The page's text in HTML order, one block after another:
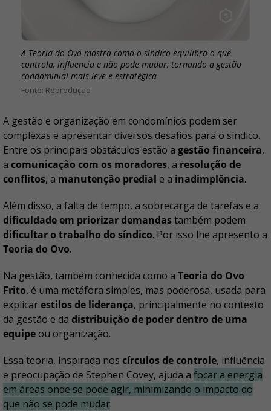
A Teoria do Ovo mostra como o síndico equilibra o que
controla, influencia e não pode mudar, tornando a gestão
condominial mais leve e estratégica
Reprodução
A gestão e organização em condomínios podem ser
complexas e apresentar diversos desafios para o síndico.
Entre os principais obstáculos estão a gestão financeira,
a comunicação com os moradores, a resolução de
conflitos, a manutenção predial e a inadimplência.
Além disso, a falta de tempo, a sobrecarga de tarefas e a
dificuldade em priorizar demandastambém podem
dificultar o trabalho do síndico. Por isso lhe apresento a
Teoria do Ovo.
Na gestão, também conhecida como a Teoria do Ovo
Frito, é uma metáfora simples, mas poderosa, usada para
explicarestilos de liderança, principalmente no contexto
da gestão e da distribuição de poder dentro de uma
equipeou organização.
Essa teoria, inspirada nos círculos de controle, influência
e preocupação de Stephen Covey, ajuda a focar a energia
em áreas onde se pode agir, minimizando o impacto do
que não se pode mudar.